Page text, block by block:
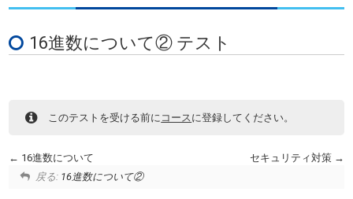
16進数について② テスト
このテストを受ける前に コースに登録してください。
16進数について
セキュリティ対策
戻る: 16進数について②